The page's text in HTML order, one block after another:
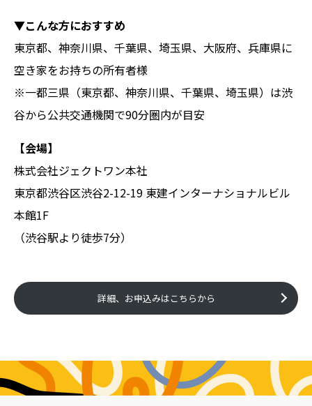
▼こんな方におすすめ
東京都、神奈川県、千葉県、埼玉県、大阪府、兵庫県に
空き家をお持ちの所有者様
※一都三県（東京都、神奈川県、千葉県、埼玉県）は渋
谷から公共交通機関で90分圏内が目安
【会場】
株式会社ジェクトワン本社
東京都渋谷区渋谷2-12-19 東建インターナショナルビル
本館1F
（渋谷駅より徒歩7分）
詳細、お申込みはこちらから